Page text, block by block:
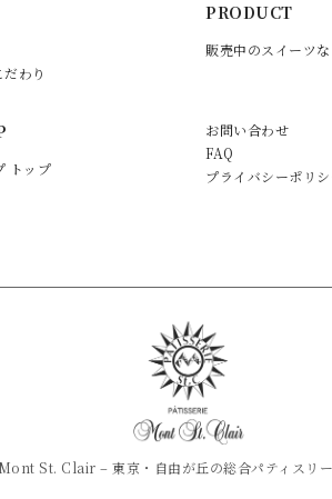
わり
PRODUCT
販売中のスイーツ
トップ
お問い合わせ
FAQ
プライバシーポリ
St. Clair – 東京・自由が丘の総合パティスリ